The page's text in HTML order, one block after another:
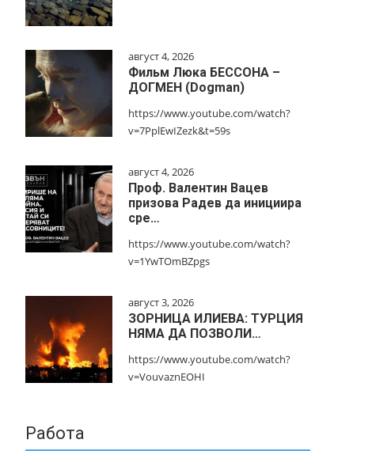
август 4, 2026
Фильм Люка БЕССОНА –
ДОГМЕН (Dogman)
https://www.youtube.com/watch?
v=7PplEwIZezk&t=59s
август 4, 2026
Проф. Валентин Вацев
призова Радев да инициира
сре…
https://www.youtube.com/watch?
v=1YwTOmBZpgs
август 3, 2026
ЗОРНИЦА ИЛИЕВА: ТУРЦИЯ
НЯМА ДА ПОЗВОЛИ…
https://www.youtube.com/watch?
v=VouvaznEOHI
Работа